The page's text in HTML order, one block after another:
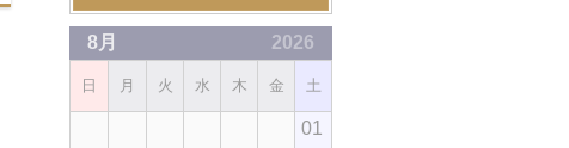
8月 2026
日 月 火 水 木 金 土
01